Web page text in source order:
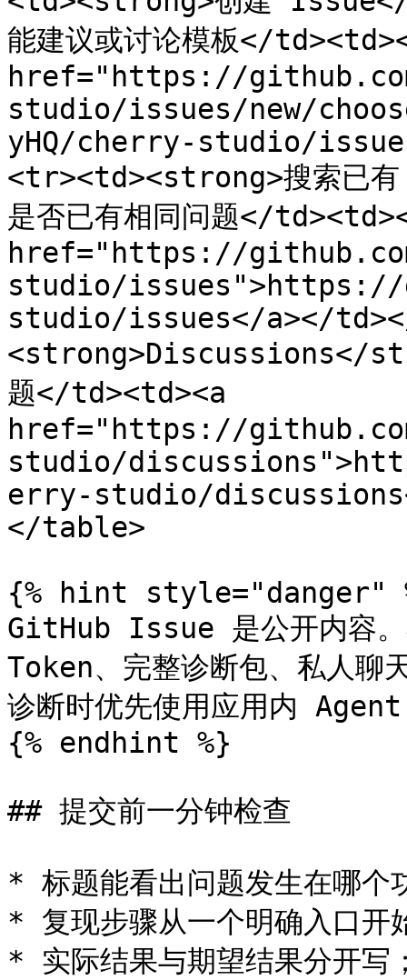
能建议或讨论模板</
href="https://
studio/issues/new/
yHQ/cherry-studio/
<tr><td><strong>搜索已
是否已有相同问题</
href="https://
studio/issues">https://
studio/issues</a></
<strong>Discussions</
题</td><td><a
href="https://
studio/
erry-studio/
</table>
{% hint style="danger"
GitHub Issue 是公开内容
Token、完整诊断包、私人聊
诊断时优先使用应用内
{% endhint %}
## 提交前一分钟检查
* 标题能看出问题发生在哪个
* 复现步骤从一个明确入口开
* 实际结果与期望结果分开写